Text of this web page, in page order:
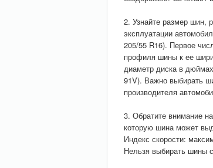
2. Узнайте размер шин,
эксплуатации
205/55 R16). Первое
профиля шины к ее
диаметр диска в
91V). Важно выбирать
производителя
3. Обратите внимание
которую шина может
Индекс скорости:
Нельзя выбирать шины